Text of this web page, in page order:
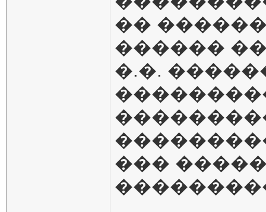
��
������
�.�.
���